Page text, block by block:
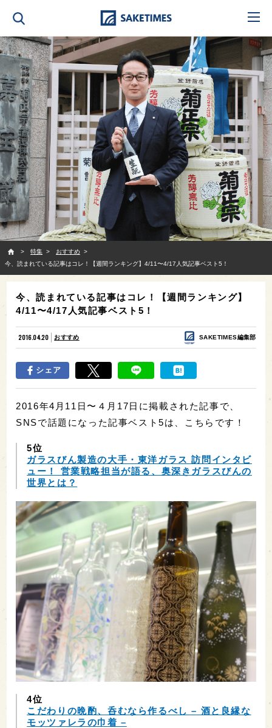
特集
おすすめ
今、読まれている記事はコレ！【週間ランキング】4/11〜4/17人気記事ベスト5！
今、読まれている記事はコレ！【週間ランキング】
4/11〜4/17人気記事ベスト5！
2016.04.20 おすすめ SAKETIMES編集部
シェア
2016年4月11日〜４月17日に掲載された記事で、
SNSで話題になった記事ベスト5は、こちらです！
5位
ガラスびん製造の大手・東洋ガラス 訪問インタビ
ュー！ 営業戦略担当が語る、奥深きガラスびんの
世界とは？
4位
こだわりの晩酌、呑むなら作るべし – 酒と良縁な
モッツァレラの巾着 –